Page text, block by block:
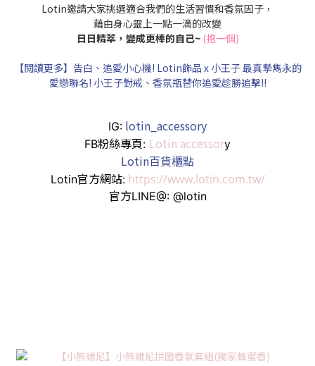
Lotin邀請大家挑選適合我們的生活習慣和香氛因子，
藉由身心靈上一點一滴的改變
日日精萃，變成更棒的自己~ (抱一個)
【閱讀更多】告白、追愛小心機! Lotin飾品 x 小王子 最真摯雋永的
愛戀聯名! 小王子對戒、香氛瓶替你追愛趁勝追擊!!
IG: lotin_accessory
FB粉絲專頁: Lotin accessory
Lotin百貨櫃點
Lotin官方網站: https://www.lotin.com.tw/
官方LINE@: @lotin